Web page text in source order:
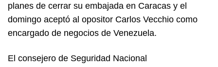
planes de cerrar su embajada en Caracas y el
domingo aceptó al opositor Carlos Vecchio como
encargado de negocios de Venezuela.
El consejero de Seguridad Nacional